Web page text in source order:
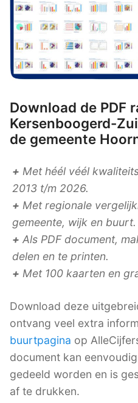
Download de PDF
Kersenboogerd-
de gemeente
+ Met héél véél
2013 t/m 2026.
+ Met regionale
gemeente, wijk en buurt.
+ Als PDF document,
delen en te printen.
+ Met 100 kaarten en
Download deze
ontvang veel extra
buurtpagina op
document kan
gedeeld worden en is
af te drukken.